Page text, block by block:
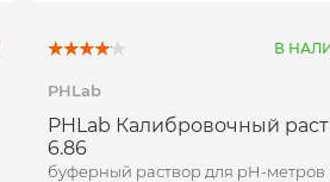
В
PHLab
PHLab Калибровочный
6.86
буферный раствор для pH-метров